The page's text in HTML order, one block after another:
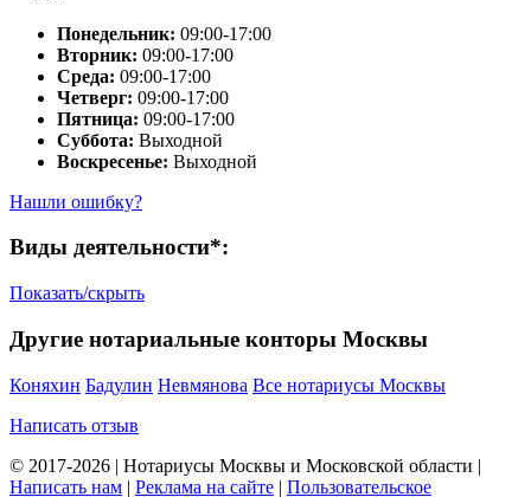
Понедельник: 09:00-17:00
Вторник: 09:00-17:00
Среда: 09:00-17:00
Четверг: 09:00-17:00
Пятница: 09:00-17:00
Суббота: Выходной
Воскресенье: Выходной
Нашли ошибку?
Виды деятельности*:
Показать/скрыть
Другие нотариальные конторы Москвы
Коняхин Бадулин Невмянова Все нотариусы Москвы
Написать отзыв
© 2017-2026 | Нотариусы Москвы и Московской области |
Написать нам | Реклама на сайте | Пользовательское